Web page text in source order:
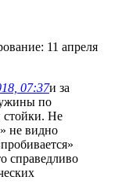
: 11 апреля
07:37и за
по
стойки. Не
не видно
справедливо